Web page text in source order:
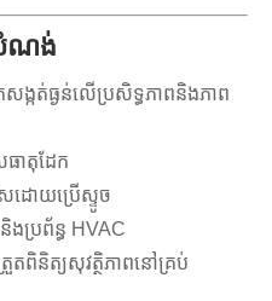
សំណង់
ង្កត់ធ្ងន់លើប្រសិទ្ធភាពនិងភាព
ធាតុដែក
សដោយប្រើស្ទូច
ងប្រព័ន្ធ HVAC
តពិនិត្យសុវត្ថិភាពនៅគ្រប់